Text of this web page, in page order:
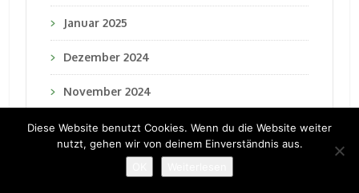
Januar 2025
Dezember 2024
November 2024
Oktober 2024
September 2024
Diese Website benutzt Cookies. Wenn du die Website weiter
nutzt, gehen wir von deinem Einverständnis aus.